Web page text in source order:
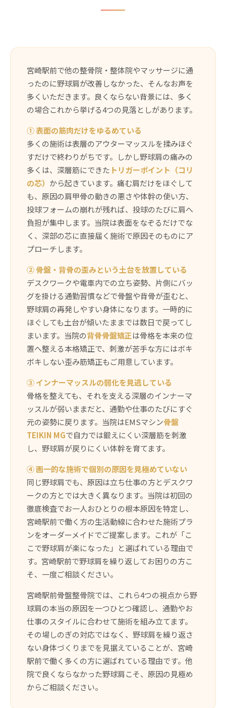
宮崎駅前で他の整骨院・整体院やマッサージに通
ったのに野球肩が改善しなかった、そんなお声を
多くいただきます。良くならない背景には、多く
の場合これから挙げる4つの見落としがあります。
① 表面の筋肉だけをゆるめている
多くの施術は表層のアウターマッスルを揉みほぐ
すだけで終わりがちです。しかし野球肩の痛みの
多くは、深層筋にできた トリガーポイント（コリ
の芯） から起きています。痛む肩だけをほぐして
も、原因の肩甲骨の動きの悪さや体幹の使い方、
投球フォームの崩れが残れば、投球のたびに肩へ
負担が集中します。当院は表面をなぞるだけでな
く、深部の芯に直接届く施術で原因そのものにア
プローチします。
② 骨盤・背骨の歪みという土台を放置している
デスクワークや電車内での立ち姿勢、片側にバッ
グを掛ける通勤習慣などで骨盤や背骨が歪むと、
野球肩の再発しやすい身体になります。一時的に
ほぐしても土台が傾いたままでは数日で戻ってし
まいます。当院の背骨骨盤矯正は骨格を本来の位
置へ整える本格矯正で、刺激が苦手な方にはボキ
ボキしない歪み筋矯正もご用意しています。
③ インナーマッスルの弱化を見逃している
骨格を整えても、それを支える深層のインナーマ
ッスルが弱いままだと、通勤や仕事のたびにすぐ
元の姿勢に戻ります。当院はEMSマシン骨盤
TEIKIN MGで自力では鍛えにくい深層筋を刺激
し、野球肩が戻りにくい体幹を育てます。
④ 画一的な施術で個別の原因を見極めていない
同じ野球肩でも、原因は立ち仕事の方とデスクワ
ークの方とでは大きく異なります。当院は初回の
徹底検査でお一人おひとりの根本原因を特定し、
宮崎駅前で働く方の生活動線に合わせた施術プラ
ンをオーダーメイドでご提案します。これが「こ
こで野球肩が楽になった」と選ばれている理由で
す。宮崎駅前で野球肩を繰り返してお困りの方こ
そ、一度ご相談ください。
宮崎駅前骨盤整骨院では、これら4つの視点から野
球肩の本当の原因を一つひとつ確認し、通勤やお
仕事のスタイルに合わせて施術を組み立てます。
その場しのぎの対応ではなく、野球肩を繰り返さ
ない身体づくりまでを見据えていることが、宮崎
駅前で働く多くの方に選ばれている理由です。他
院で良くならなかった野球肩こそ、原因の見極め
からご相談ください。